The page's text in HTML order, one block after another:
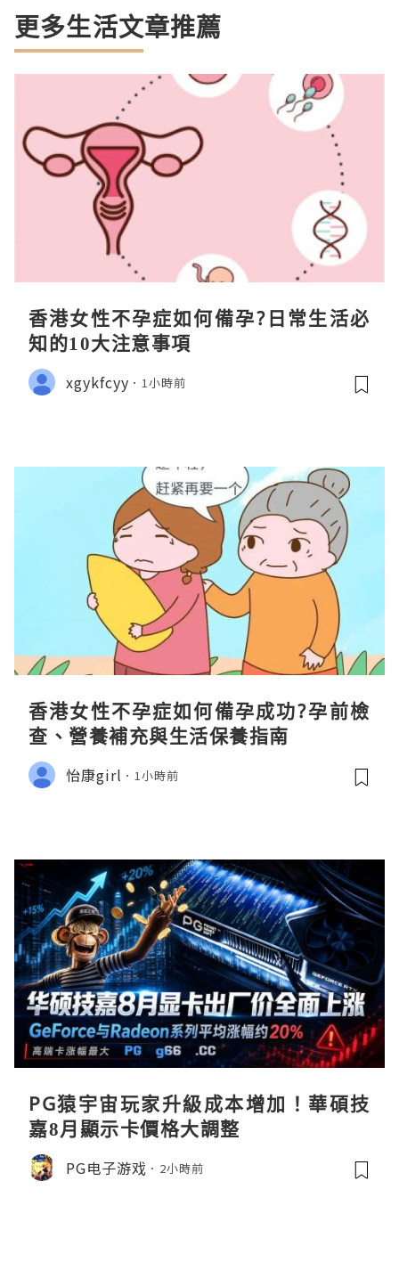
更多生活文章推薦
香港女性不孕症如何備孕?日常生活必
知的10大注意事項
xgykfcyy 1小時前
香港女性不孕症如何備孕成功?孕前檢
查、營養補充與生活保養指南
怡康girl 1小時前
PG猿宇宙玩家升級成本增加！華碩技
嘉8月顯示卡價格大調整
PG电子游戏 2小時前